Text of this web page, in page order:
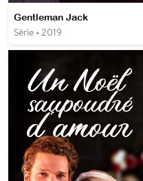
Gentleman Jack
Série • 2019